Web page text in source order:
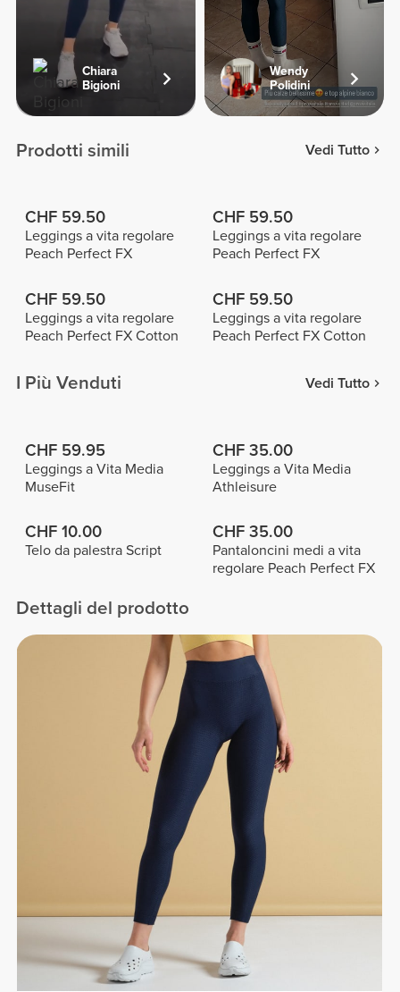
Chiara
Bigioni
Wendy
Polidini
Prodotti simili Vedi Tutto
CHF 59.50
Leggings a vita regolare
Peach Perfect FX
CHF 59.50
Leggings a vita regolare
Peach Perfect FX
CHF 59.50
Leggings a vita regolare
Peach Perfect FX Cotton
CHF 59.50
Leggings a vita regolare
Peach Perfect FX Cotton
I Più Venduti Vedi Tutto
CHF 59.95
Leggings a Vita Media
MuseFit
CHF 35.00
Leggings a Vita Media
Athleisure
CHF 10.00
Telo da palestra Script
CHF 35.00
Pantaloncini medi a vita
regolare Peach Perfect FX
Dettagli del prodotto